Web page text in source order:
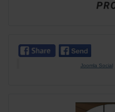
Joomla Social